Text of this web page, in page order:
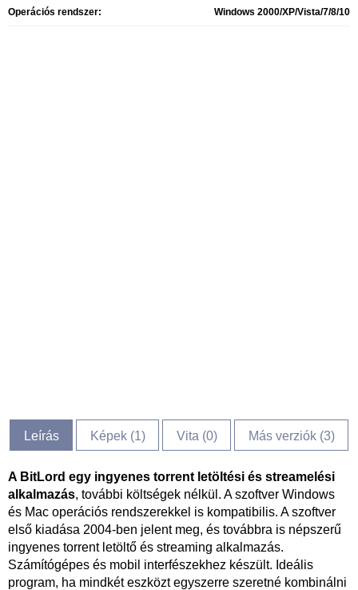
Operációs rendszer: Windows 2000/XP/Vista/7/8/10
Leírás Képek (1) Vita (0) Más verziók (3)
A BitLord egy ingyenes torrent letöltési és streamelési
alkalmazás, további költségek nélkül. A szoftver Windows
és Mac operációs rendszerekkel is kompatibilis. A szoftver
első kiadása 2004-ben jelent meg, és továbbra is népszerű
ingyenes torrent letöltő és streaming alkalmazás.
Számítógépes és mobil interfészekhez készült. Ideális
program, ha mindkét eszközt egyszerre szeretné kombinálni